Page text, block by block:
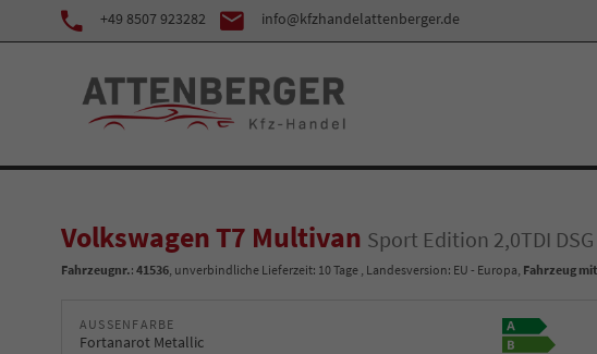
+49 8507 923282 info@kfzhandelattenberger.de
Volkswagen T7 Multivan Sport Edition 2,0TDI
Fahrzeugnr.: 41536, unverbindliche Lieferzeit: 10 Tage , Landesversion: EU - Europa, Fahrzeug
AUSSENFARBE
Fortanarot Metallic